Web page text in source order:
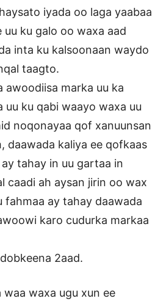
iyada oo laga yaabaa
uu ku galo oo waxa aad
inta ku kalsoonaan waydo
taagto.
awoodiisa marka uu ka
uu ku qabi waayo waxa uu
noqonayaa qof xanuunsan
daawada kaliya ee qofkaas
tahay in uu gartaa in
caadi ah aysan jirin oo wax
fahmaa ay tahay daawada
karo cudurka markaa
2aad.
waa waxa ugu xun ee